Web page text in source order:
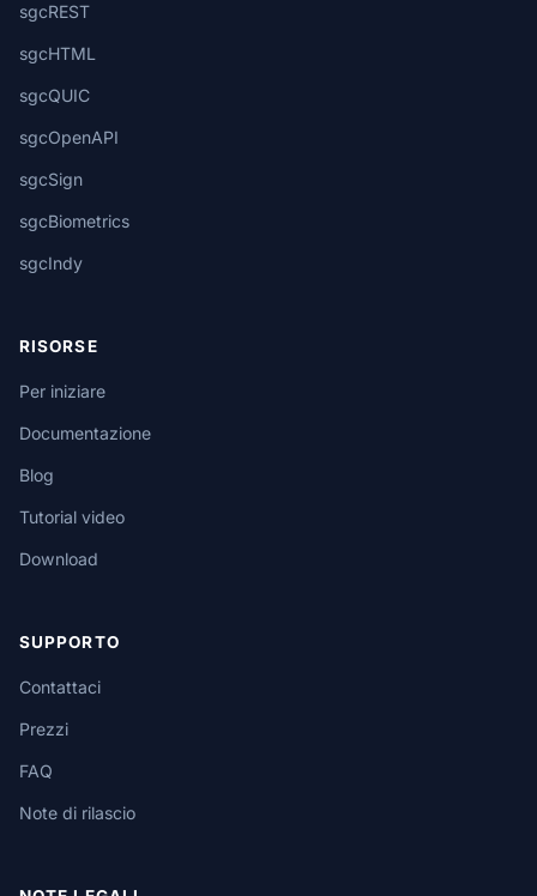
sgcREST
sgcHTML
sgcQUIC
sgcOpenAPI
sgcSign
sgcBiometrics
sgcIndy
RISORSE
Per iniziare
Documentazione
Blog
Tutorial video
Download
SUPPORTO
Contattaci
Prezzi
FAQ
Note di rilascio